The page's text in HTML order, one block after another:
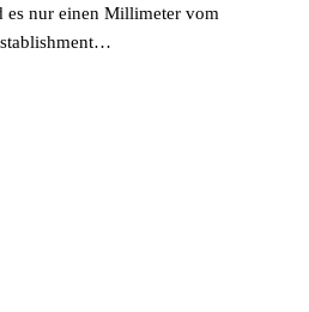
es nur einen Millimeter vom